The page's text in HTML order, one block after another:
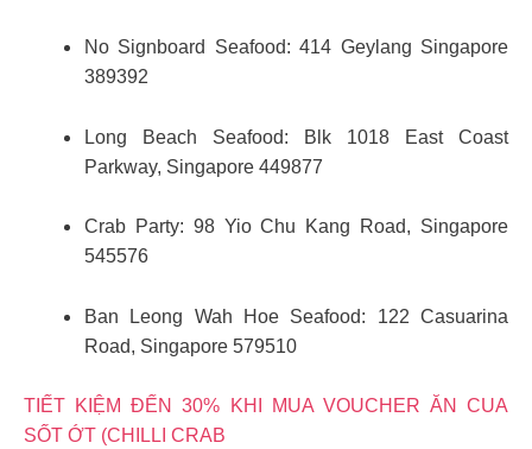
No Signboard Seafood: 414 Geylang Singapore
389392
Long Beach Seafood: Blk 1018 East Coast
Parkway, Singapore 449877
Crab Party: 98 Yio Chu Kang Road, Singapore
545576
Ban Leong Wah Hoe Seafood: 122 Casuarina
Road, Singapore 579510
TIẾT KIỆM ĐẾN 30% KHI MUA VOUCHER ĂN CUA
SỐT ỚT (CHILLI CRAB